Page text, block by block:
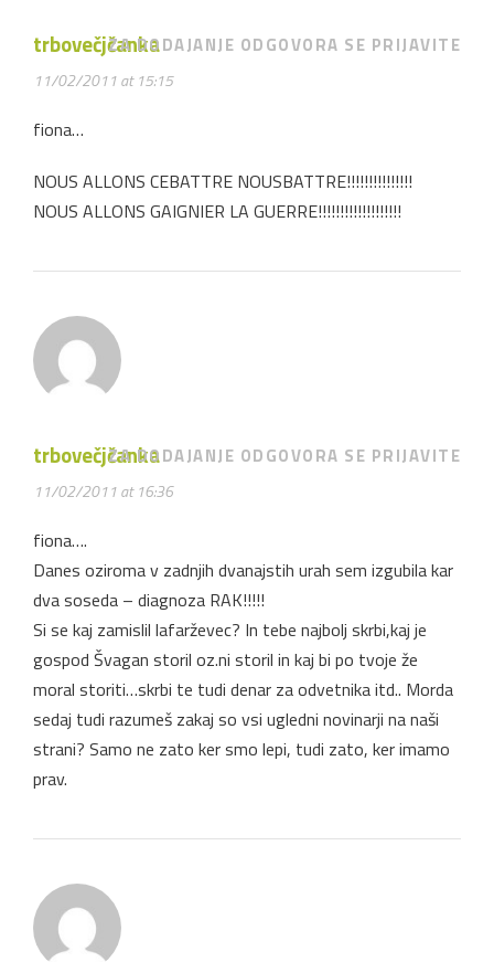
trbovečjčanka
11/02/2011 at 15:15
ZA DODAJANJE ODGOVORA SE PRIJAVITE
fiona…
NOUS ALLONS CEBATTRE NOUSBATTRE!!!!!!!!!!!!!!!
NOUS ALLONS GAIGNIER LA GUERRE!!!!!!!!!!!!!!!!!!!
trbovečjčanka
11/02/2011 at 16:36
ZA DODAJANJE ODGOVORA SE PRIJAVITE
fiona….
Danes oziroma v zadnjih dvanajstih urah sem izgubila kar
dva soseda – diagnoza RAK!!!!!
Si se kaj zamislil lafarževec? In tebe najbolj skrbi,kaj je
gospod Švagan storil oz.ni storil in kaj bi po tvoje že
moral storiti…skrbi te tudi denar za odvetnika itd.. Morda
sedaj tudi razumeš zakaj so vsi ugledni novinarji na naši
strani? Samo ne zato ker smo lepi, tudi zato, ker imamo
prav.